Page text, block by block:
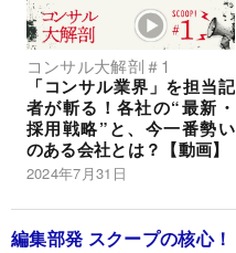
コンサル大解剖＃1
「コンサル業界」を担当記
者が斬る！各社の“最新・
採用戦略”と、今一番勢い
のある会社とは？【動画】
2024年7月31日
編集部発 スクープの核心！